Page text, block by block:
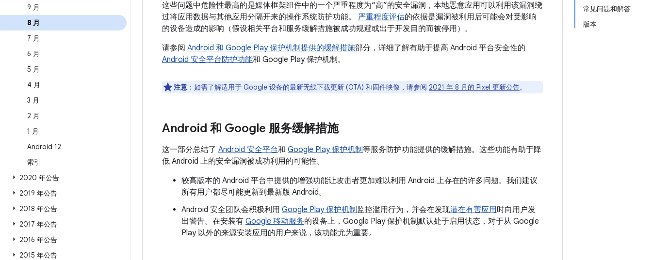
9 月
8 月
7 月
6 月
5 月
4 月
3 月
2 月
1 月
Android 12
索引
2020 年公告
2019 年公告
2018 年公告
2017 年公告
2016 年公告
2015 年公告
常见问题和解答
版本
这些问题中危险性最高的是媒体框架组件中的一个严重程度为“高”的安全漏洞，本地恶意应用可以利用该漏洞绕
过将应用数据与其他应用分隔开来的操作系统防护功能。 严重程度评估的依据是漏洞被利用后可能会对受影响
的设备造成的影响（假设相关平台和服务缓解措施被成功规避或出于开发目的而被停用）。
请参阅 Android 和 Google Play 保护机制提供的缓解措施部分，详细了解有助于提高 Android 平台安全性的
Android 安全平台防护功能和 Google Play 保护机制。
注意 ：如需了解适用于 Google 设备的最新无线下载更新 (OTA) 和固件映像，请参阅 2021 年 8 月的 Pixel 更新公告。
Android 和 Google 服务缓解措施
这一部分总结了 Android 安全平台和 Google Play 保护机制等服务防护功能提供的缓解措施。这些功能有助于降
低 Android 上的安全漏洞被成功利用的可能性。
较高版本的 Android 平台中提供的增强功能让攻击者更加难以利用 Android 上存在的许多问题。我们建议
所有用户都尽可能更新到最新版 Android。
Android 安全团队会积极利用 Google Play 保护机制监控滥用行为，并会在发现潜在有害应用时向用户发
出警告。在安装有 Google 移动服务的设备上，Google Play 保护机制默认处于启用状态，对于从 Google
Play 以外的来源安装应用的用户来说，该功能尤为重要。